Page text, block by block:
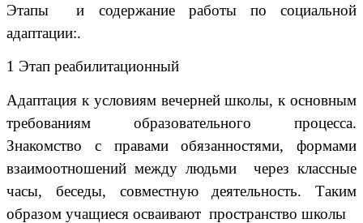
Этапы и содержание работы по социальной
адаптации:.
1 Этап реабилитационный
Адаптация к условиям вечерней школы, к основным
требованиям образовательного процесса.
Знакомство с правами обязанностями, формами
взаимоотношений между людьми через классные
часы, беседы, совместную деятельность. Таким
образом учащиеся осваивают пространство школы